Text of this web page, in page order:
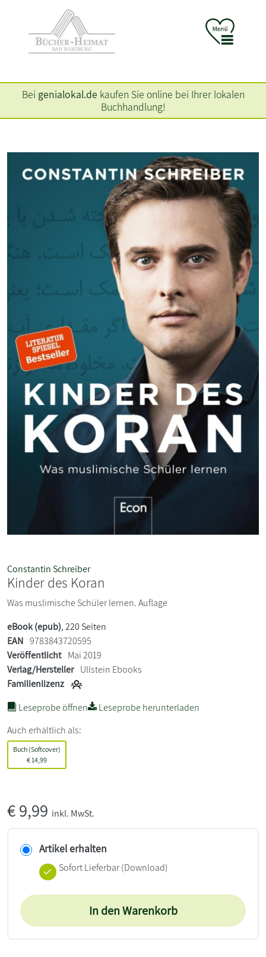
Bei genialokal.de kaufen Sie online bei Ihrer lokalen
Buchhandlung!
Constantin Schreiber
Kinder des Koran
Was muslimische Schüler lernen. Auflage
eBook (epub), 220 Seiten
EAN 9783843720595
Veröffentlicht Mai 2019
Verlag/Hersteller Ullstein Ebooks
Familienlizenz
Leseprobe öffnen
Leseprobe herunterladen
Auch erhältlich als:
Buch (Softcover)
€14,99
€9,99 inkl. MwSt.
Artikel erhalten
Sofort Lieferbar (Download)
In den Warenkorb